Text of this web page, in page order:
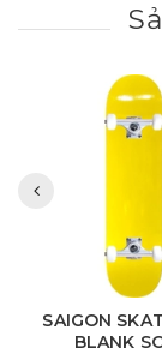
SAIGON
BLANK